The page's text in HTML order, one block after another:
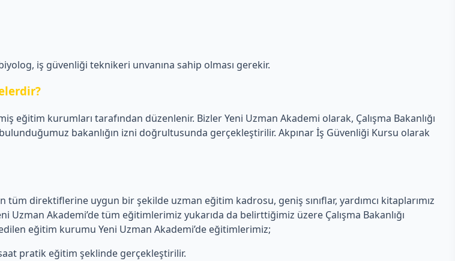
iş güvenliği teknikeri unvanına sahip olması gerekir.
eğitim kurumları tarafından düzenlenir. Bizler Yeni Uzman Akademi olarak, Çalışma Bakanlığı
bakanlığın izni doğrultusunda gerçekleştirilir. Akpınar İş Güvenliği Kursu olarak
tüm direktiflerine uygun bir şekilde uzman eğitim kadrosu, geniş sınıflar, yardımcı kitaplarımız
Akademi’de tüm eğitimlerimiz yukarıda da belirttiğimiz üzere Çalışma Bakanlığı
eğitim kurumu Yeni Uzman Akademi’de eğitimlerimiz;
pratik eğitim şeklinde gerçekleştirilir.